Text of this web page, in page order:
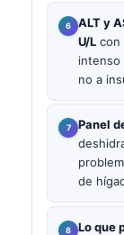
ALT y
U/L con
intenso
no a
Panel
de
Lo que